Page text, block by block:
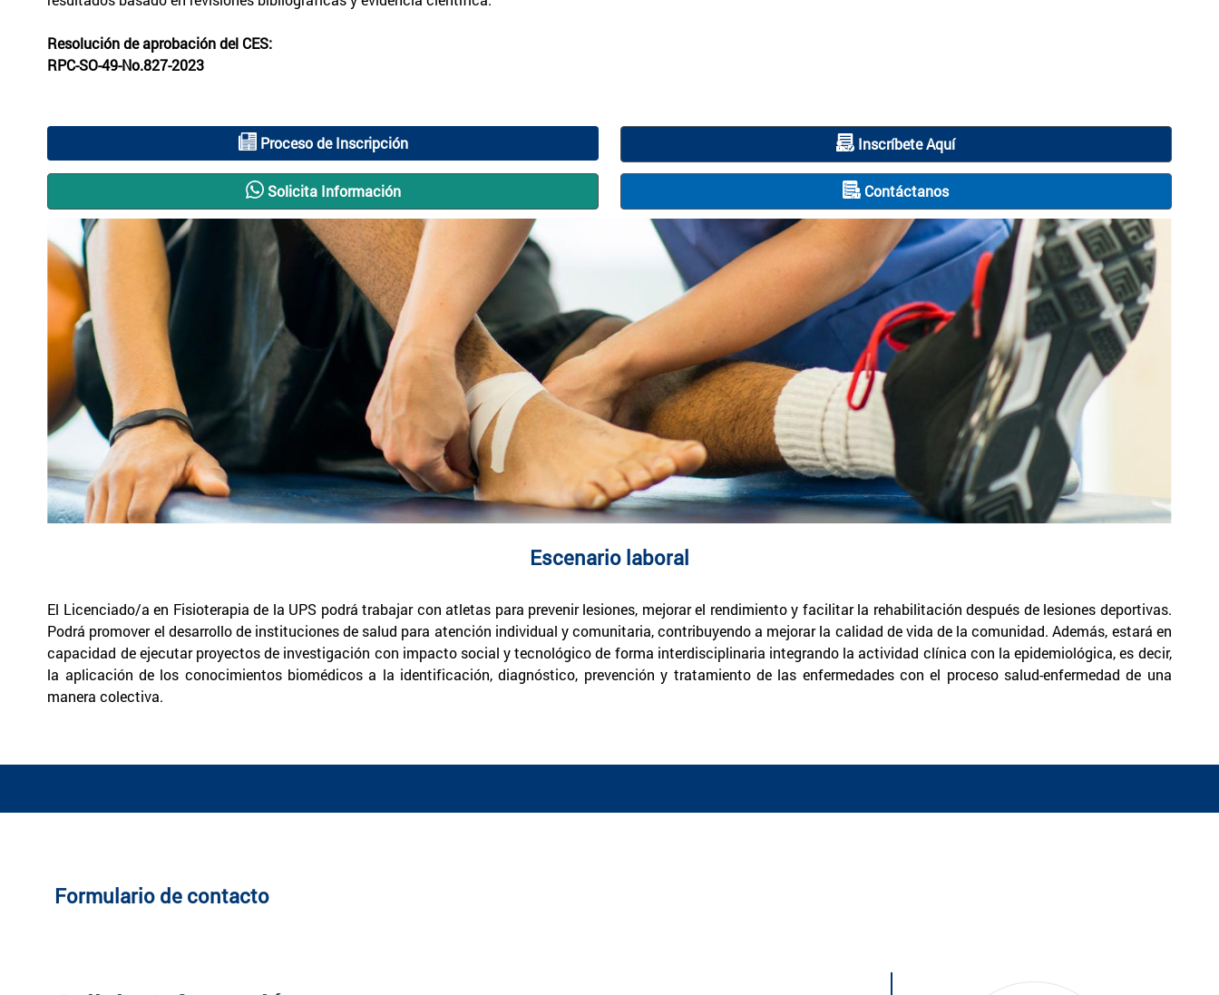
Resolución de aprobación del CES:
RPC-SO-49-No.827-2023
Proceso de Inscripción Inscríbete Aquí
Solicita Información Contáctanos
Escenario laboral
El Licenciado/a en Fisioterapia de la UPS podrá trabajar con atletas para prevenir lesiones, mejorar el rendimiento y facilitar la rehabilitación después de lesiones deportivas.
Podrá promover el desarrollo de instituciones de salud para atención individual y comunitaria, contribuyendo a mejorar la calidad de vida de la comunidad. Además, estará en
capacidad de ejecutar proyectos de investigación con impacto social y tecnológico de forma interdisciplinaria integrando la actividad clínica con la epidemiológica, es decir,
la aplicación de los conocimientos biomédicos a la identificación, diagnóstico, prevención y tratamiento de las enfermedades con el proceso salud-enfermedad de una
manera colectiva.
Formulario de contacto